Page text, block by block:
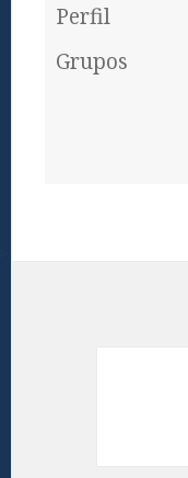
Perfil
Grupos